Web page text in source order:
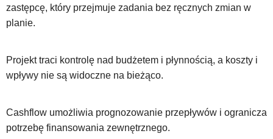
zastępcę, który przejmuje zadania bez ręcznych zmian w
planie.
Projekt traci kontrolę nad budżetem i płynnością, a koszty i
wpływy nie są widoczne na bieżąco.
Cashflow umożliwia prognozowanie przepływów i ogranicza
potrzebę finansowania zewnętrznego.